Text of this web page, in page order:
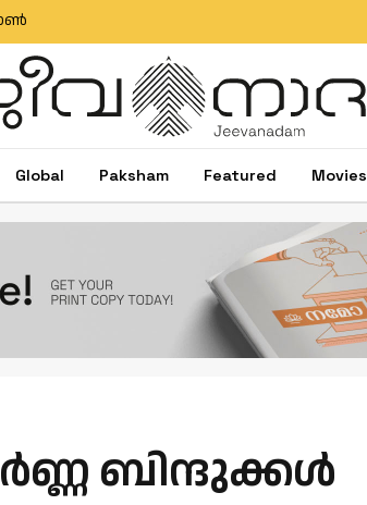
Global Paksham Featured Movies
ബിന്ദുക്കള്‍